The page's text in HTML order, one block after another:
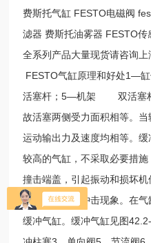
费斯托气缸 FESTO电磁阀
滤器 费斯托油雾器 FESTO传
全系列产品大量现货请咨询
FESTO气缸原理和好处1—
活塞杆；5—机架 双活塞杆
故活塞两侧受力面积相等。
运动输出力及速度均相等。
较高的气缸，不采取必要措施
撞击端盖，引起振动和损坏
平稳，不产生冲击现象。在
缓冲气缸。缓冲气缸见图